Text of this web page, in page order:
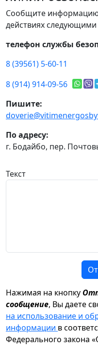
Сообщите
действиях
телефон службы
8 (39561) 5-60-11
8 (914) 914-09-56
Пишите:
По адресу:
г. Бодайбо, пер.
Текст
Нажимая на кнопку
сообщение, Вы даете
на использование и
информации в
Федерального закона